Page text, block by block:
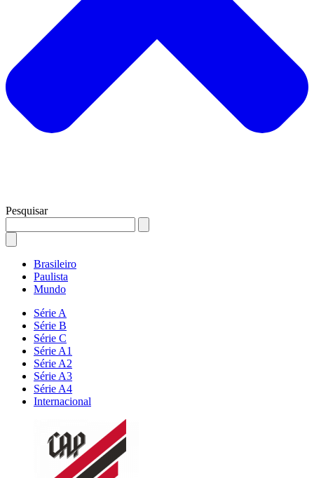
Pesquisar
Brasileiro
Paulista
Mundo
Série A
Série B
Série C
Série A1
Série A2
Série A3
Série A4
Internacional